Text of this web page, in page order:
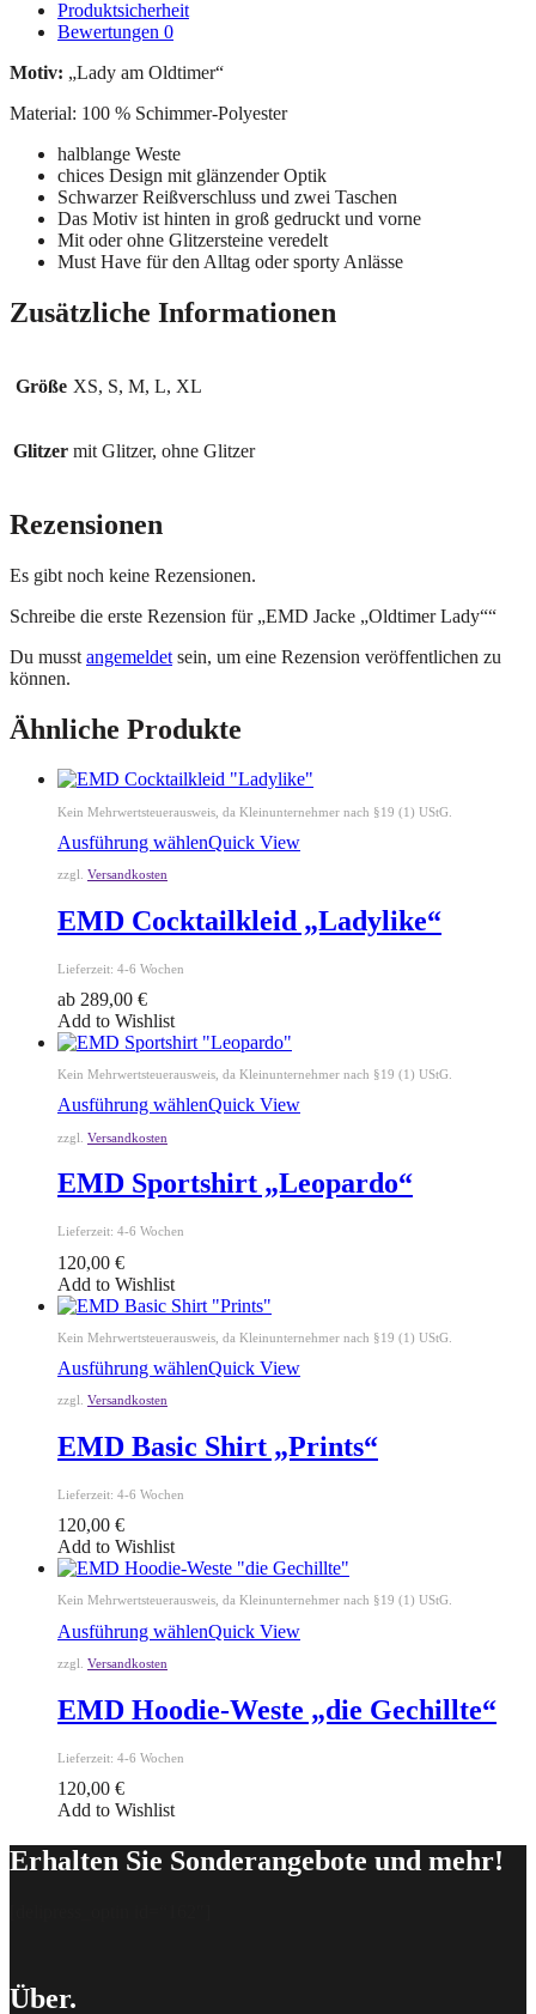
Produktsicherheit
Bewertungen 0
Motiv: „Lady am Oldtimer“
Material: 100 % Schimmer-Polyester
halblange Weste
chices Design mit glänzender Optik
Schwarzer Reißverschluss und zwei Taschen
Das Motiv ist hinten in groß gedruckt und vorne
Mit oder ohne Glitzersteine veredelt
Must Have für den Alltag oder sporty Anlässe
Zusätzliche Informationen
Größe XS, S, M, L, XL
Glitzer mit Glitzer, ohne Glitzer
Rezensionen
Es gibt noch keine Rezensionen.
Schreibe die erste Rezension für „EMD Jacke „Oldtimer Lady““
Du musst angemeldet sein, um eine Rezension veröffentlichen zu
können.
Ähnliche Produkte
Kein Mehrwertsteuerausweis, da Kleinunternehmer nach §19 (1) UStG.
Ausführung wählenQuick View
zzgl. Versandkosten
EMD Cocktailkleid „Ladylike“
Lieferzeit: 4-6 Wochen
ab 289,00 €
Add to Wishlist
Kein Mehrwertsteuerausweis, da Kleinunternehmer nach §19 (1) UStG.
Ausführung wählenQuick View
zzgl. Versandkosten
EMD Sportshirt „Leopardo“
Lieferzeit: 4-6 Wochen
120,00 €
Add to Wishlist
Kein Mehrwertsteuerausweis, da Kleinunternehmer nach §19 (1) UStG.
Ausführung wählenQuick View
zzgl. Versandkosten
EMD Basic Shirt „Prints“
Lieferzeit: 4-6 Wochen
120,00 €
Add to Wishlist
Kein Mehrwertsteuerausweis, da Kleinunternehmer nach §19 (1) UStG.
Ausführung wählenQuick View
zzgl. Versandkosten
EMD Hoodie-Weste „die Gechillte“
Lieferzeit: 4-6 Wochen
120,00 €
Add to Wishlist
Erhalten Sie Sonderangebote und mehr!
Über.